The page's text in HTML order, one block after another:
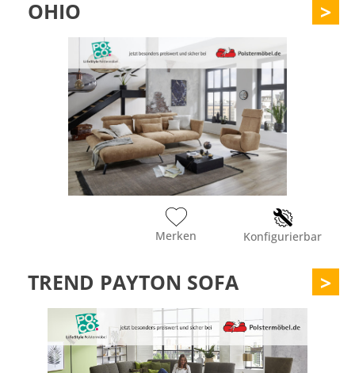
OHIO >
Merken Konfigurierbar
TREND PAYTON SOFA >